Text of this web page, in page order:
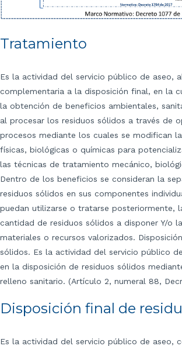
Tratamiento
Es la actividad del servicio público de aseo,
complementaria a la disposición final, en la
la obtención de beneficios ambientales,
al procesar los residuos sólidos a través de
procesos mediante los cuales se modifican
físicas, biológicas o químicas para
las técnicas de tratamiento mecánico,
Dentro de los beneficios se consideran la
residuos sólidos en sus componentes
puedan utilizarse o tratarse posteriormente,
cantidad de residuos sólidos a disponer Y/o
materiales o recursos valorizados.
sólidos. Es la actividad del servicio público
en la disposición de residuos sólidos
relleno sanitario. (Artículo 2, numeral 88,
Disposición final de
Es la actividad del servicio público de aseo,